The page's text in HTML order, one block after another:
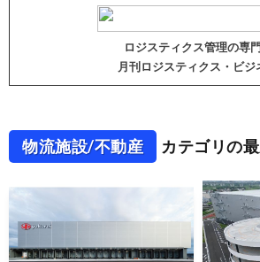
ロジスティクス管理の専
月刊ロジスティクス・ビジ
物流施設/不動産 カテゴリの